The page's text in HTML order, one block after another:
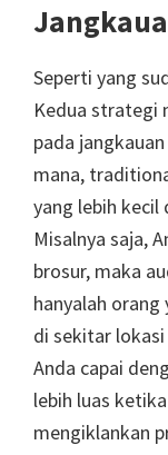
Seperti yang
Kedua strategi
pada
mana,
yang lebih
Misalnya saja,
brosur, maka
hanyalah
di sekitar
Anda capai
lebih luas
mengiklankan